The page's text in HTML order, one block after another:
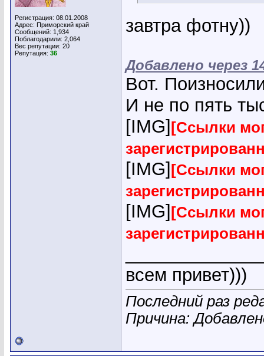
Регистрация: 08.01.2008
Адрес: Приморский край
Сообщений: 1,934
Поблагодарили: 2,064
Вес репутации: 20
Репутация: 36
завтра фотну))
Добавлено через
Вот.
И не по пять
[IMG] [Ссылки
[IMG] [Ссылки
[IMG] [Ссылки
всем привет)))
Последний раз
Причина: